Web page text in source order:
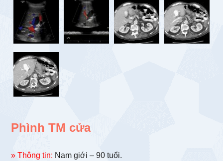
Phình TM cửa
» Thông tin: Nam giới – 90 tuổi.